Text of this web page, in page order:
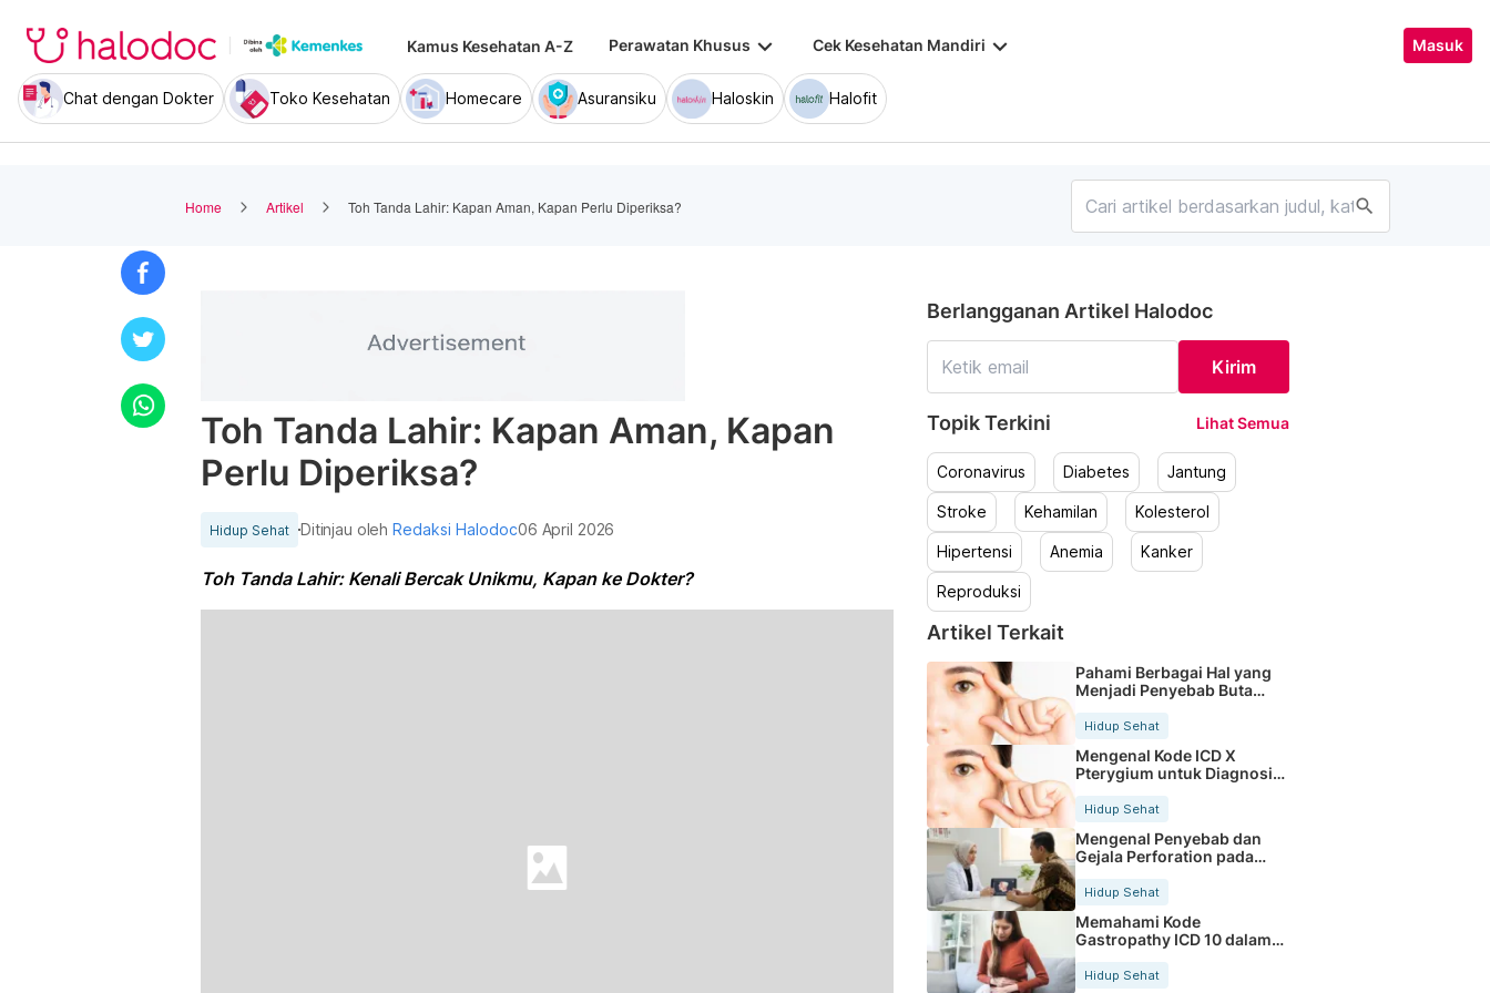
Kamus Kesehatan A-Z Perawatan Khusus keyboard_arrow_down Cek Kesehatan Mandiri keyboard_arrow_down Masuk
Chat dengan Dokter Toko Kesehatan Homecare Asuransiku Haloskin Halofit
Home Artikel Toh Tanda Lahir: Kapan Aman, Kapan Perlu Diperiksa? search
Toh Tanda Lahir: Kapan Aman, Kapan
Perlu Diperiksa?
Hidup Sehat Ditinjau olehRedaksi Halodoc06 April 2026
Toh Tanda Lahir: Kenali Bercak Unikmu, Kapan ke Dokter?
Berlangganan Artikel Halodoc
Kirim
Topik Terkini Lihat Semua
Coronavirus Diabetes Jantung
Stroke Kehamilan Kolesterol
Hipertensi Anemia Kanker
Reproduksi
Artikel Terkait
Pahami Berbagai Hal yang
Menjadi Penyebab Buta
Hidup Sehat
Mengenal Kode ICD X
Pterygium untuk Diagnosis
Hidup Sehat
Mengenal Penyebab dan
Gejala Perforation pada
Tubuh
Hidup Sehat
Memahami Kode
Gastropathy ICD 10 dalam
Rekam Medis Pasien
Hidup Sehat